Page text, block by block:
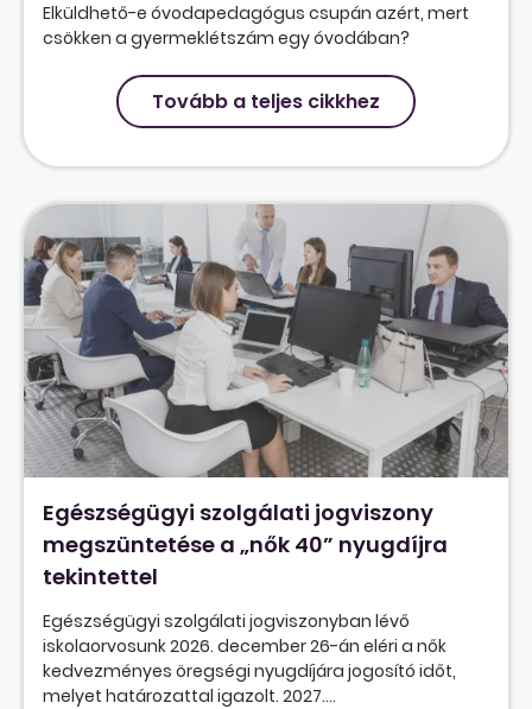
Elküldhető-e óvodapedagógus csupán azért, mert
csökken a gyermeklétszám egy óvodában?
Tovább a teljes cikkhez
Egészségügyi szolgálati jogviszony
megszüntetése a „nők 40” nyugdíjra
tekintettel
Egészségügyi szolgálati jogviszonyban lévő
iskolaorvosunk 2026. december 26-án eléri a nők
kedvezményes öregségi nyugdíjára jogosító időt,
melyet határozattal igazolt. 2027....